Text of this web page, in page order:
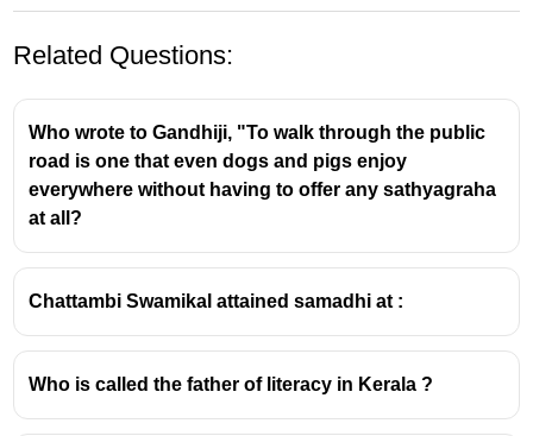
Related Questions:
Who wrote to Gandhiji, "To walk through the public
road is one that even dogs and pigs enjoy
everywhere without having to offer any sathyagraha
at all?
Chattambi Swamikal attained samadhi at :
Who is called the father of literacy in Kerala ?